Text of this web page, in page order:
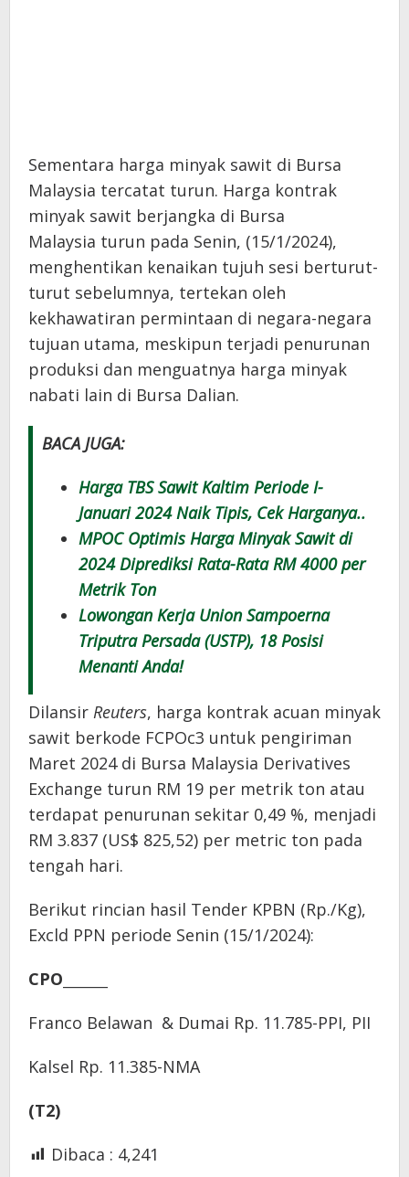
Sementara harga minyak sawit di Bursa
Malaysia tercatat turun. Harga kontrak
minyak sawit berjangka di Bursa
Malaysia turun pada Senin, (15/1/2024),
menghentikan kenaikan tujuh sesi berturut-
turut sebelumnya, tertekan oleh
kekhawatiran permintaan di negara-negara
tujuan utama, meskipun terjadi penurunan
produksi dan menguatnya harga minyak
nabati lain di Bursa Dalian.
BACA JUGA:
Harga TBS Sawit Kaltim Periode I-
Januari 2024 Naik Tipis, Cek Harganya..
MPOC Optimis Harga Minyak Sawit di
2024 Diprediksi Rata-Rata RM 4000 per
Metrik Ton
Lowongan Kerja Union Sampoerna
Triputra Persada (USTP), 18 Posisi
Menanti Anda!
Dilansir Reuters, harga kontrak acuan minyak
sawit berkode FCPOc3 untuk pengiriman
Maret 2024 di Bursa Malaysia Derivatives
Exchange turun RM 19 per metrik ton atau
terdapat penurunan sekitar 0,49 %, menjadi
RM 3.837 (US$ 825,52) per metric ton pada
tengah hari.
Berikut rincian hasil Tender KPBN (Rp./Kg),
Excld PPN periode Senin (15/1/2024):
CPO_______
Franco Belawan & Dumai Rp. 11.785-PPI, PII
Kalsel Rp. 11.385-NMA
(T2)
Dibaca : 4,241